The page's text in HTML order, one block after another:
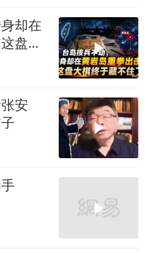
却在
盘大
安